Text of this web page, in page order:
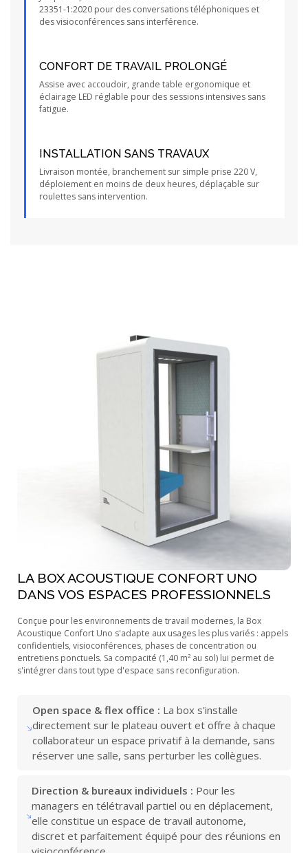
23351-1:2020 pour des conversations téléphoniques et
des visioconférences sans interférence.
CONFORT DE TRAVAIL PROLONGÉ
Assise avec accoudoir, grande table ergonomique et
éclairage LED réglable pour des sessions intensives sans
fatigue.
INSTALLATION SANS TRAVAUX
Livraison montée, branchement sur simple prise 220 V,
déploiement en moins de deux heures, déplaçable sur
roulettes sans intervention.
LA BOX ACOUSTIQUE CONFORT UNO
DANS VOS ESPACES PROFESSIONNELS
Conçue pour les environnements de travail modernes, la Box
Acoustique Confort Uno s'adapte aux usages les plus variés : appels
confidentiels, visioconférences, phases de concentration ou
entretiens ponctuels. Sa compacité (1,40 m² au sol) lui permet de
s'intégrer dans tout type d'espace sans reconfiguration.
Open space & flex office : La box s'installe
directement sur le plateau ouvert et offre à chaque
collaborateur un espace privatif à la demande, sans
réserver une salle, sans perturber les collègues.
Direction & bureaux individuels : Pour les
managers en télétravail partiel ou en déplacement,
elle constitue un espace de travail autonome,
discret et parfaitement équipé pour des réunions en